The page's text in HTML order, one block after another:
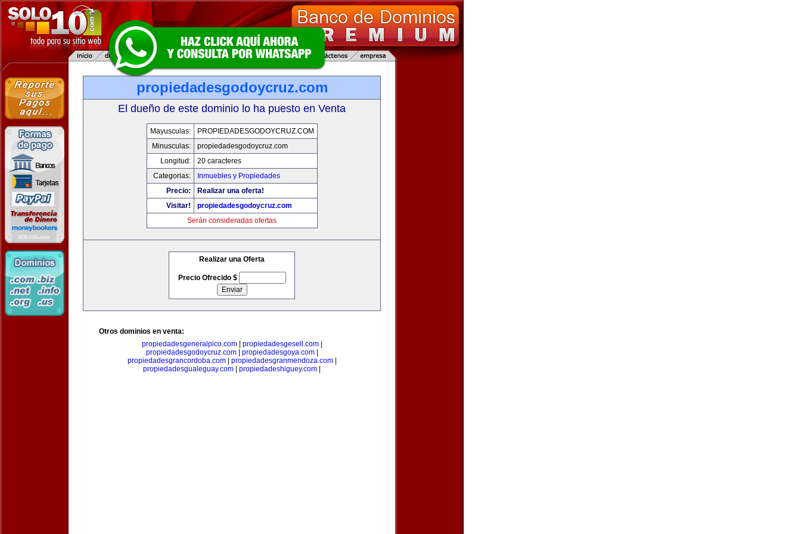
propiedadesgodoycruz.com
El dueño de este dominio lo ha puesto en Venta
Mayusculas:
PROPIEDADESGODOYCRUZ.COM
Minusculas:
propiedadesgodoycruz.com
Longitud:
20 caracteres
Categorias:
Inmuebles y Propiedades
Precio:
Realizar una oferta!
Visitar!
propiedadesgodoycruz.com
Serán consideradas ofertas
Realizar una Oferta
Precio Ofrecido $
Otros dominios en venta:
propiedadesgeneralpico.com| propiedadesgesell.com|
propiedadesgodoycruz.com| propiedadesgoya.com|
propiedadesgrancordoba.com| propiedadesgranmendoza.com|
propiedadesgualeguay.com
propiedadeshiguey.com